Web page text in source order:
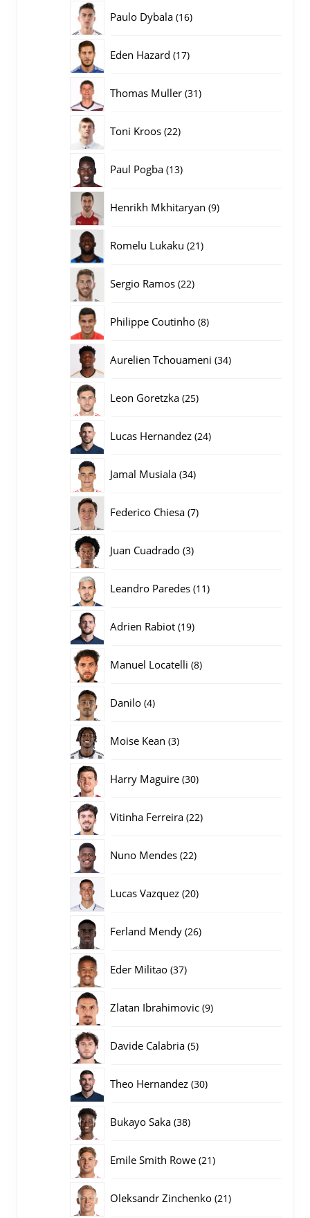
Paulo Dybala 1616
Eden Hazard 1717
Thomas Muller 3131
Toni Kroos 2222
Paul Pogba 1313
Henrikh Mkhitaryan 99
Romelu Lukaku 2121
Sergio Ramos 2222
Philippe Coutinho 88
Aurelien Tchouameni 3434
Leon Goretzka 2525
Lucas Hernandez 2424
Jamal Musiala 3434
Federico Chiesa 77
Juan Cuadrado 33
Leandro Paredes 1111
Adrien Rabiot 1919
Manuel Locatelli 88
Danilo 44
Moise Kean 33
Harry Maguire 3030
Vitinha Ferreira 2222
Nuno Mendes 2222
Lucas Vazquez 2020
Ferland Mendy 2626
Eder Militao 3737
Zlatan Ibrahimovic 99
Davide Calabria 55
Theo Hernandez 3030
Bukayo Saka 3838
Emile Smith Rowe 2121
Oleksandr Zinchenko 2121